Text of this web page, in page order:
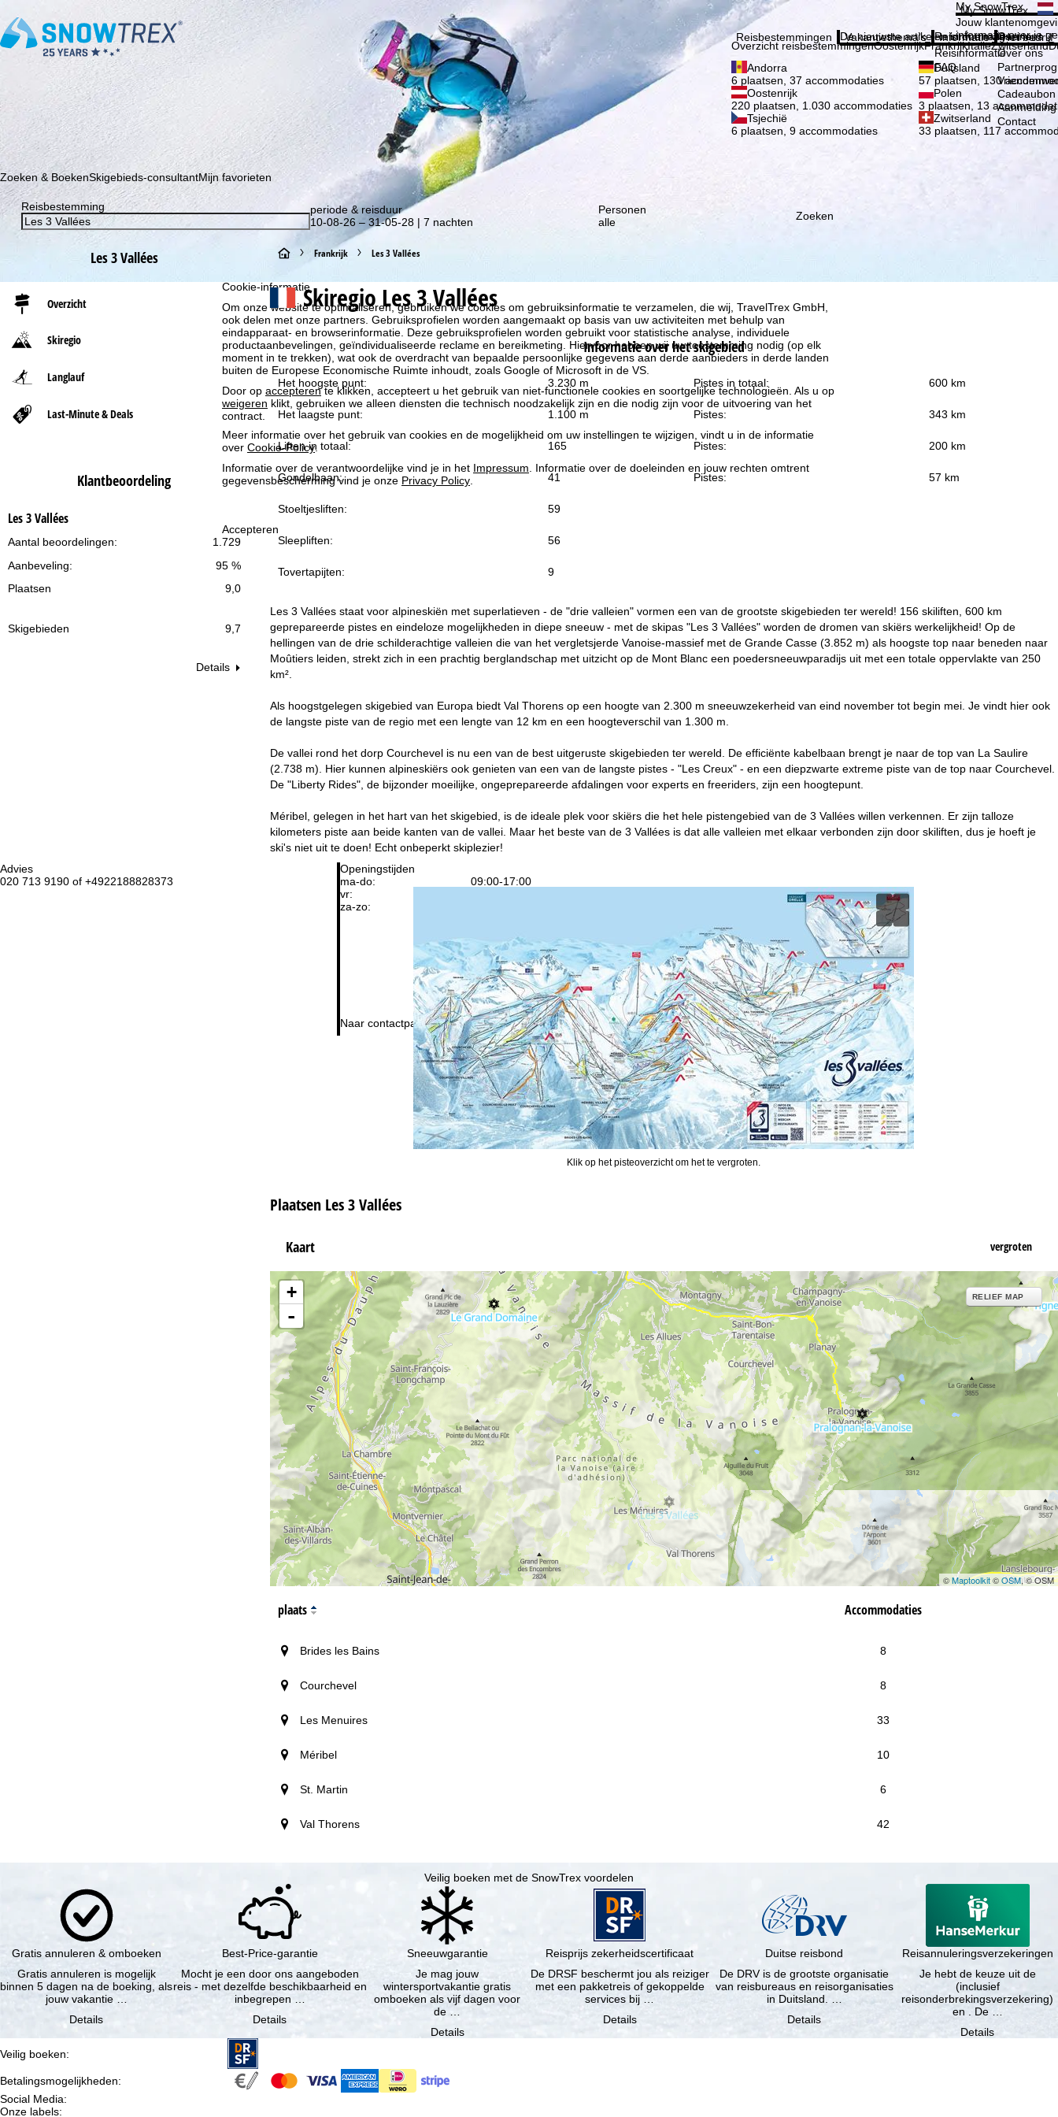
Cookie-informatie
Om onze website te optimaliseren, gebruiken we cookies om gebruiksinformatie te verzamelen, die wij, TravelTrex GmbH,
ook delen met onze partners. Gebruiksprofielen worden aangemaakt op basis van uw activiteiten met behulp van
eindapparaat- en browserinformatie. Deze gebruiksprofielen worden gebruikt voor statistische analyse, individuele
productaanbevelingen, geïndividualiseerde reclame en bereikmeting. Hiervoor hebben wij uw toestemming nodig (op elk
moment in te trekken), wat ook de overdracht van bepaalde persoonlijke gegevens aan derde aanbieders in derde landen
buiten de Europese Economische Ruimte inhoudt, zoals Google of Microsoft in de VS.
Door op accepterente klikken, accepteert u het gebruik van niet-functionele cookies en soortgelijke technologieën. Als u op
weigeren klikt, gebruiken we alleen diensten die technisch noodzakelijk zijn en die nodig zijn voor de uitvoering van het
contract.
Meer informatie over het gebruik van cookies en de mogelijkheid om uw instellingen te wijzigen, vindt u in de informatie
over Cookie-Policy.
Informatie over de verantwoordelijke vind je in het Impressum . Informatie over de doeleinden en jouw rechten omtrent
gegevensbescherming vind je onze Privacy Policy
Accepteren
Advies
020 713 9190 of +4922188828373
Openingstijden
ma-do:
09:00-17:00
vr:
za-zo:
Naar contactpagina
Advies
Schrijf je in voor onze nieuwsbrief en wees als eerste op de hoogte van onze kortingsacties!
My SnowTrex
My SnowTrex
Jouw
informatie over je
Reisbestemmingen
Overzicht reisbestemmingenOostenrijkFrankrijkItaliëZwitserland
Andorra
6 plaatsen, 37 accommodaties
Duitsland
57 plaatsen, 130
Oostenrijk
220 plaatsen, 1.030 accommodaties
Polen
3 plaatsen, 13
Tsjechië
6 plaatsen, 9 accommodaties
Zwitserland
33 plaatsen, 117
Vakantiethema's
De nieuwste artikelen in ons magazine
Informatie
Reisinformatie
Reisinformatie
FAQ
Het bedrijf
Over ons
Over ons
Cadeaubon
Contact
Zoeken & BoekenSkigebieds-consultantMijn favorieten
Reisbestemming
periode & reisduur
10-08-26 – 31-05-28 | 7 nachten
Personen
alle
Zoeken
Les 3 Vallées
Overzicht
Skiregio
Langlauf
Last-Minute & Deals
Klantbeoordeling
Les 3 Vallées
1.729
Aantal beoordelingen:
95 %
Aanbeveling:
Plaatsen
9,0
Skigebieden 9,7
Details
S
t
a
r
t
p
a
g
i
n
a
Frankrijk Les 3 Vallées
Skiregio Les 3 Vallées
Informatie over het skigebied
Het hoogste punt: 3.230 m Pistes in totaal: 600 km
Het laagste punt: 1.100 m Pistes: 343 km
Liften in totaal: 165 Pistes: 200 km
Gondelbaan: 41 Pistes: 57 km
Stoeltjesliften: 59
Sleepliften: 56
Tovertapijten: 9
Les 3 Vallées staat voor alpineskiën met superlatieven - de "drie valleien" vormen een van de grootste skigebieden ter wereld! 156 skiliften, 600 km
geprepareerde pistes en eindeloze mogelijkheden in diepe sneeuw - met de skipas "Les 3 Vallées" worden de dromen van skiërs werkelijkheid! Op de
hellingen van de drie schilderachtige valleien die van het vergletsjerde Vanoise-massief met de Grande Casse (3.852 m) als hoogste top naar beneden naar
Moûtiers leiden, strekt zich in een prachtig berglandschap met uitzicht op de Mont Blanc een poedersneeuwparadijs uit met een totale oppervlakte van 250
km².
Als hoogstgelegen skigebied van Europa biedt Val Thorens op een hoogte van 2.300 m sneeuwzekerheid van eind november tot begin mei. Je vindt hier ook
de langste piste van de regio met een lengte van 12 km en een hoogteverschil van 1.300 m.
De vallei rond het dorp Courchevel is nu een van de best uitgeruste skigebieden ter wereld. De efficiënte kabelbaan brengt je naar de top van La Saulire
(2.738 m). Hier kunnen alpineskiërs ook genieten van een van de langste pistes - "Les Creux" - en een diepzwarte extreme piste van de top naar Courchevel.
De "Liberty Rides", de bijzonder moeilijke, ongeprepareerde afdalingen voor experts en freeriders, zijn een hoogtepunt.
Méribel, gelegen in het hart van het skigebied, is de ideale plek voor skiërs die het hele pistengebied van de 3 Vallées willen verkennen. Er zijn talloze
kilometers piste aan beide kanten van de vallei. Maar het beste van de 3 Vallées is dat alle valleien met elkaar verbonden zijn door skiliften, dus je hoeft je
ski's niet uit te doen! Echt onbeperkt skiplezier!
Klik op het pisteoverzicht om het te vergroten.
Plaatsen Les 3 Vallées
Kaart vergroten
+
-
RELIEF MAP
©Maptoolkit©OSM, © OSM
plaats Accommodaties
Brides les Bains 8
Courchevel 8
Les Menuires 33
Méribel 10
St. Martin 6
Val Thorens 42
Veilig boeken met de SnowTrex voordelen
Gratis annuleren & omboeken
Gratis annuleren is mogelijk
binnen 5 dagen na de boeking, als
jouw vakantie …
Details
Best-Price-garantie
Mocht je een door ons aangeboden
reis - met dezelfde beschikbaarheid en
inbegrepen …
Details
Sneeuwgarantie
Je mag jouw
wintersportvakantie gratis
omboeken als vijf dagen voor
de …
Details
Reisprijs zekerheidscertificaat
De DRSF beschermt jou als reiziger
met een pakketreis of gekoppelde
services bij …
Details
Duitse reisbond
De DRV is de grootste organisatie
van reisbureaus en reisorganisaties
in Duitsland. …
Details
Reisannuleringsverzekeringen
Je hebt de keuze uit de
(inclusief
reisonderbrekingsverzekering)
en . De …
Details
Veilig boeken:
Betalingsmogelijkheden:
Social Media:
Onze labels: